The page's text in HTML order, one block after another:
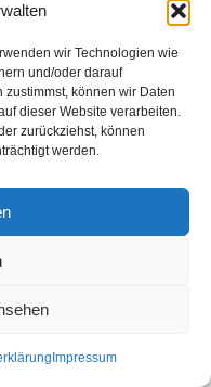
wir Technologien wie
und/oder darauf
können wir Daten
dieser Website verarbeiten.
zurückziehst, können
werden.
Impressum
önde gelen
Öztürk 2026“ sloganı ile yüzde
satış merkezi...